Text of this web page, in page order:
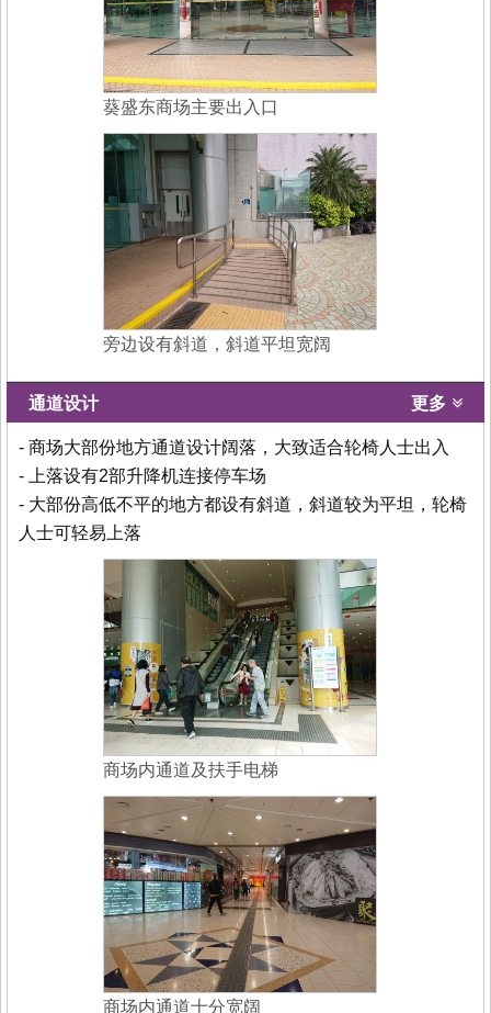
葵盛东商场主要出入口
旁边设有斜道，斜道平坦宽阔
通道设计 更多
- 商场大部份地方通道设计阔落，大致适合轮椅人士出入
- 上落设有2部升降机连接停车场
- 大部份高低不平的地方都设有斜道，斜道较为平坦，轮椅
人士可轻易上落
商场内通道及扶手电梯
商场内通道十分宽阔